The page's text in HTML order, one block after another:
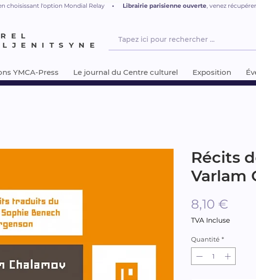
YMCA-Press Le journal du Centre culturel Exposition
Récits
Varlam
8,10 €
TVA Incluse
Quantité *
choisissant l'option Mondial Relay • Librairie parisienne ouverte, venez